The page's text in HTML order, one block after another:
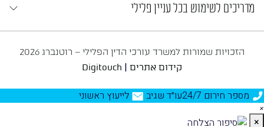
מדריכים לשימוש בכל עניין פלילי
הזכויות שמורות למשרד עורכי הדין הפלילי – רוטנברג 2026
קידום אתרים |
Digitouch
מספר חירום 24/7 עו״ד שגיב לייעוץ ראשוני
×
×